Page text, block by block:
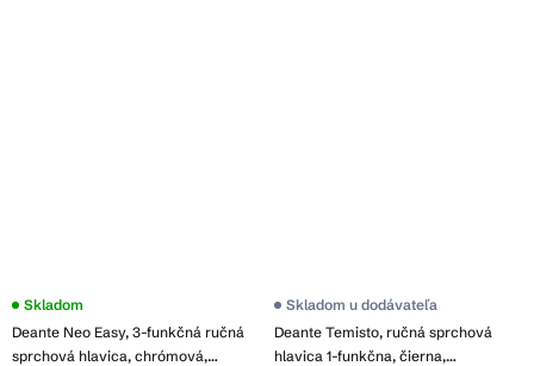
Deante Neo Easy, 3-funkčná ručná
sprchová hlavica, chrómová,
Skladom
Deante Temisto, ručná sprchová
hlavica 1-funkčna, čierna,
Skladom u dodávateľa